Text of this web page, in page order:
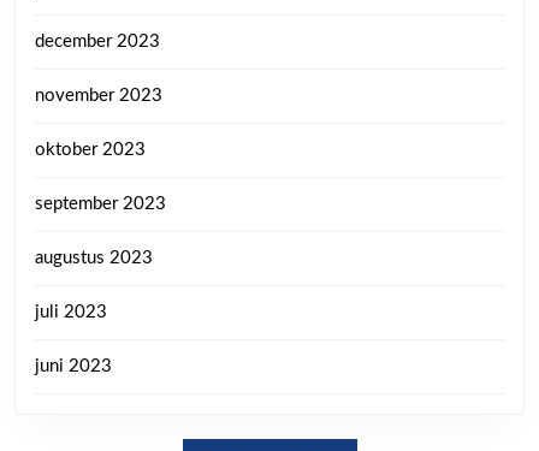
december 2023
november 2023
oktober 2023
september 2023
augustus 2023
juli 2023
juni 2023